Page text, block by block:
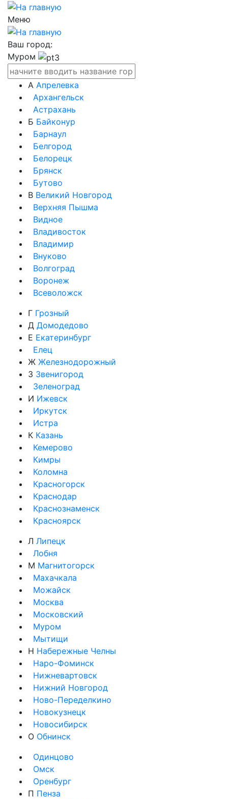
Меню
Ваш город:
Муром
А Апрелевка
Архангельск
Астрахань
Б Байконур
Барнаул
Белгород
Белорецк
Брянск
Бутово
В Великий Новгород
Верхняя Пышма
Видное
Владивосток
Владимир
Внуково
Волгоград
Воронеж
Всеволожск
Г Грозный
Д Домодедово
Е Екатеринбург
Елец
Ж Железнодорожный
З Звенигород
Зеленоград
И Ижевск
Иркутск
Истра
К Казань
Кемерово
Кимры
Коломна
Красногорск
Краснодар
Краснознаменск
Красноярск
Л Липецк
Лобня
М Магнитогорск
Махачкала
Можайск
Москва
Московский
Муром
Мытищи
Н Набережные Челны
Наро-Фоминск
Нижневартовск
Нижний Новгород
Ново-Переделкино
Новокузнецк
Новосибирск
О Обнинск
Одинцово
Омск
Оренбург
П Пенза